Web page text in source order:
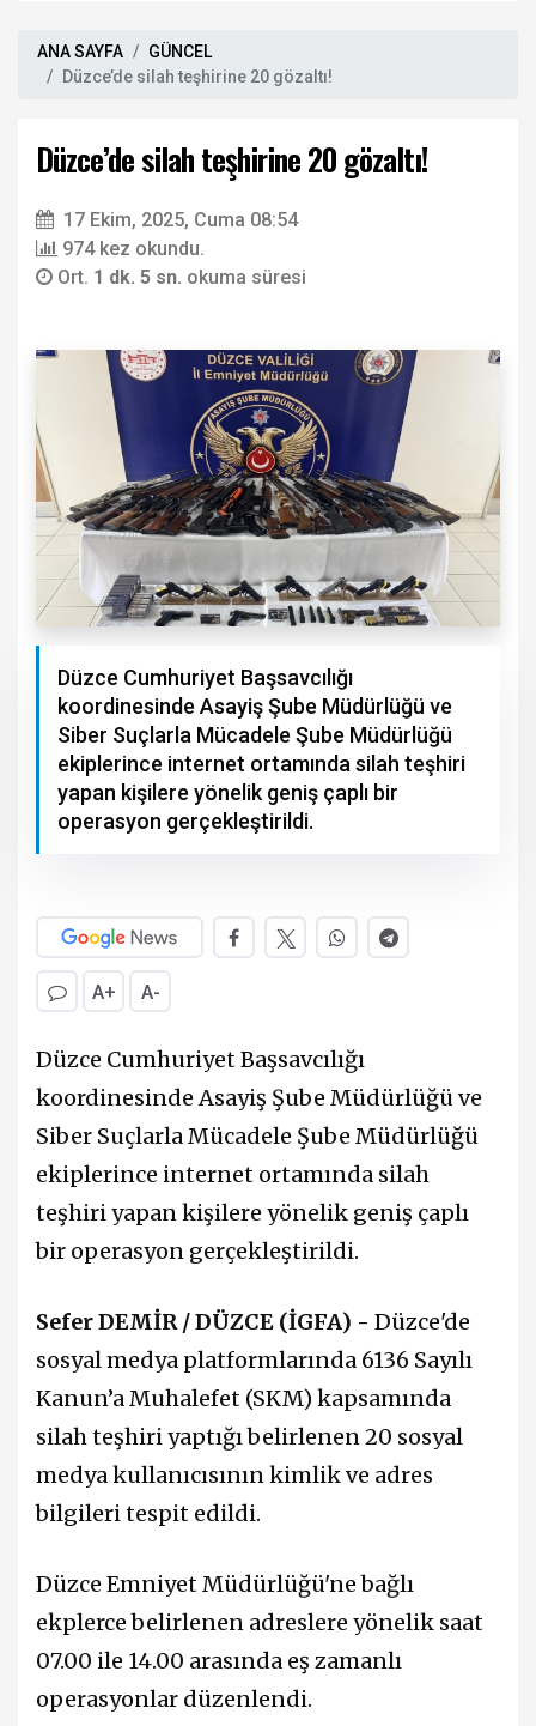
ANA SAYFA
GÜNCEL
Düzce’de silah teşhirine 20 gözaltı!
Düzce’de silah teşhirine 20 gözaltı!
17 Ekim, 2025, Cuma 08:54
974 kez okundu.
Ort. 1 dk. 5 sn. okuma süresi
Düzce Cumhuriyet Başsavcılığı
koordinesinde Asayiş Şube Müdürlüğü ve
Siber Suçlarla Mücadele Şube Müdürlüğü
ekiplerince internet ortamında silah teşhiri
yapan kişilere yönelik geniş çaplı bir
operasyon gerçekleştirildi.
A+ A-
Düzce Cumhuriyet Başsavcılığı
koordinesinde Asayiş Şube Müdürlüğü ve
Siber Suçlarla Mücadele Şube Müdürlüğü
ekiplerince internet ortamında silah
teşhiri yapan kişilere yönelik geniş çaplı
bir operasyon gerçekleştirildi.
Sefer DEMİR / DÜZCE (İGFA) - Düzce'de
sosyal medya platformlarında 6136 Sayılı
Kanun’a Muhalefet (SKM) kapsamında
silah teşhiri yaptığı belirlenen 20 sosyal
medya kullanıcısının kimlik ve adres
bilgileri tespit edildi.
Düzce Emniyet Müdürlüğü'ne bağlı
ekplerce belirlenen adreslere yönelik saat
07.00 ile 14.00 arasında eş zamanlı
operasyonlar düzenlendi.